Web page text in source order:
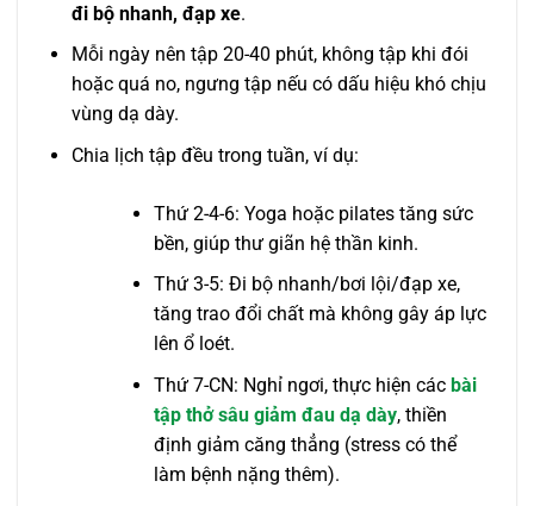
đi bộ nhanh, đạp xe.
Mỗi ngày nên tập 20-40 phút, không tập khi đói
hoặc quá no, ngưng tập nếu có dấu hiệu khó chịu
vùng dạ dày.
Chia lịch tập đều trong tuần, ví dụ:
Thứ 2-4-6: Yoga hoặc pilates tăng sức
bền, giúp thư giãn hệ thần kinh.
Thứ 3-5: Đi bộ nhanh/bơi lội/đạp xe,
tăng trao đổi chất mà không gây áp lực
lên ổ loét.
Thứ 7-CN: Nghỉ ngơi, thực hiện các bài
tập thở sâu giảm đau dạ dày, thiền
định giảm căng thẳng (stress có thể
làm bệnh nặng thêm).